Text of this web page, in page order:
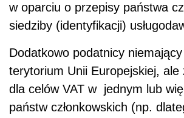
w oparciu o przepisy państwa
siedziby (identyfikacji)
Dodatkowo podatnicy
terytorium Unii Europejskiej, ale
dla celów VAT w jednym lub
państw członkowskich (np.